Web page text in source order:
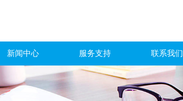
新闻中心 服务支持 联系我们